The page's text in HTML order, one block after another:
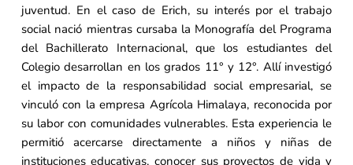
juventud. En el caso de Erich, su interés por el trabajo
social nació mientras cursaba la Monografía del Programa
del Bachillerato Internacional, que los estudiantes del
Colegio desarrollan en los grados 11° y 12°. Allí investigó
el impacto de la responsabilidad social empresarial, se
vinculó con la empresa Agrícola Himalaya, reconocida por
su labor con comunidades vulnerables. Esta experiencia le
permitió acercarse directamente a niños y niñas de
instituciones educativas, conocer sus proyectos de vida y